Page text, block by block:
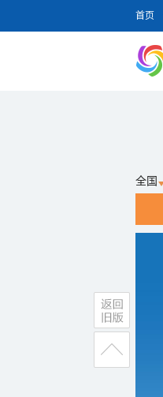
首页
全国